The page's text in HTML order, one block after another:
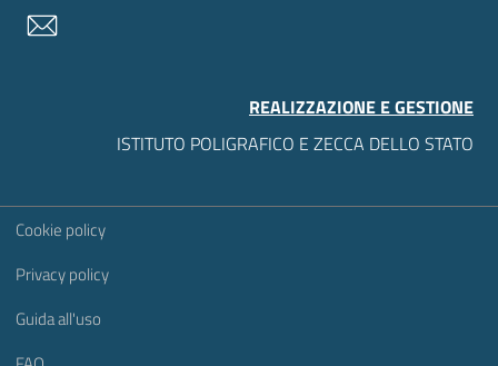
REALIZZAZIONE E GESTIONE
ISTITUTO POLIGRAFICO E ZECCA DELLO STATO
Sezione Link Utili
Cookie policy
Privacy policy
Guida all'uso